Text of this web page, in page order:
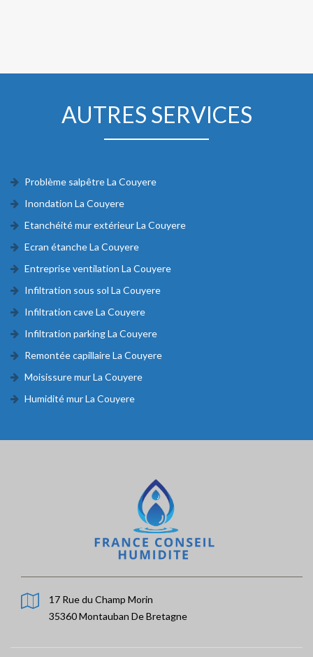
AUTRES SERVICES
Problème salpêtre La Couyere
Inondation La Couyere
Etanchéité mur extérieur La Couyere
Ecran étanche La Couyere
Entreprise ventilation La Couyere
Infiltration sous sol La Couyere
Infiltration cave La Couyere
Infiltration parking La Couyere
Remontée capillaire La Couyere
Moisissure mur La Couyere
Humidité mur La Couyere
17 Rue du Champ Morin
35360 Montauban De Bretagne